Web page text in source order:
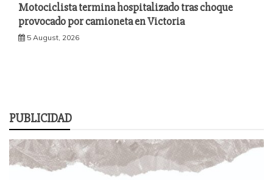
Motociclista termina hospitalizado tras choque
provocado por camioneta en Victoria
5 August, 2026
PUBLICIDAD